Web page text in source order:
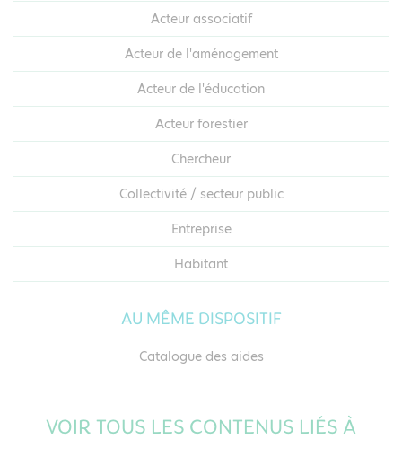
Acteur associatif
Acteur de l'aménagement
Acteur de l'éducation
Acteur forestier
Chercheur
Collectivité / secteur public
Entreprise
Habitant
AU MÊME DISPOSITIF
Catalogue des aides
VOIR TOUS LES CONTENUS LIÉS À